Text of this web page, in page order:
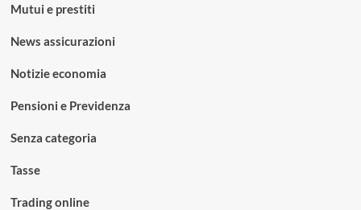
Mutui e prestiti
News assicurazioni
Notizie economia
Pensioni e Previdenza
Senza categoria
Tasse
Trading online